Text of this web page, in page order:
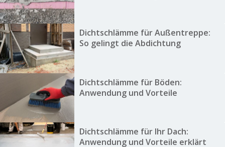
Dichtschlämme für Außentreppe:
So gelingt die Abdichtung
Dichtschlämme für Böden:
Anwendung und Vorteile
Dichtschlämme für Ihr Dach:
Anwendung und Vorteile erklärt